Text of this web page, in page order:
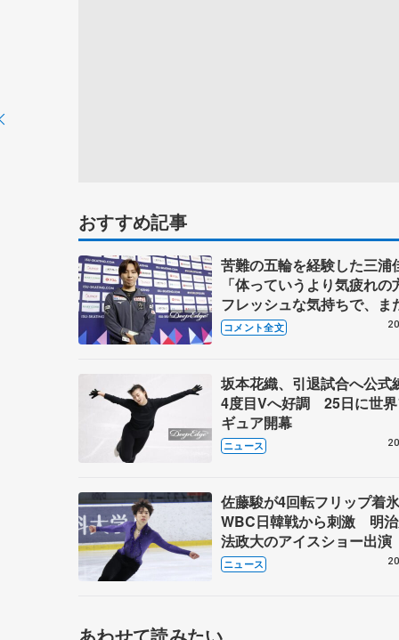
おすすめ記事
苦難の五輪を経験した三浦
「体っていうより気疲れ
フレッシュな気持ちで、ま
者として頑張りたい」【世
ギュア公式練習】
コメント全文
坂本花織、引退試合へ公
4度目Vへ好調 25日に世
ギュア開幕
ニュース
佐藤駿が4回転フリップ
WBC日韓戦から刺激 明
法政大のアイスショー出演
ニュース
あわせて読みたい